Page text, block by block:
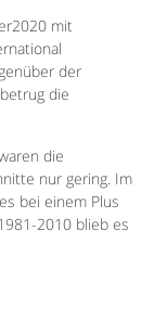
mit
der
die
die
nur gering. Im
bei einem Plus
2010 blieb es